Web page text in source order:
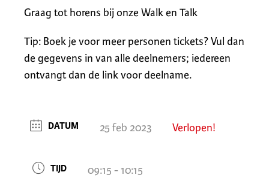
Graag tot horens bij onze Walk en Talk
Tip: Boek je voor meer personen tickets? Vul dan
de gegevens in van alle deelnemers; iedereen
ontvangt dan de link voor deelname.
DATUM 25 feb 2023 Verlopen!
TIJD 09:15 - 10:15